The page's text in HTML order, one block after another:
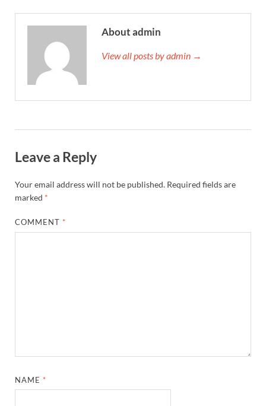
About admin
View all posts by admin →
Leave a Reply
Your email address will not be published. Required fields are
marked *
COMMENT *
NAME *